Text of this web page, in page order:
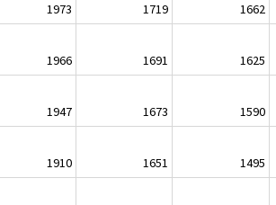
1973 1719
1662
1966 1691
1625
1947 1673
1590
1910 1651
1495